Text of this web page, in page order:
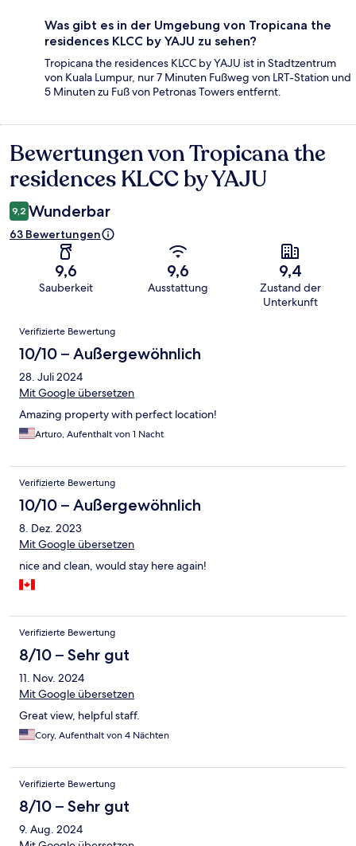
Was gibt es in der Umgebung von Tropicana the
residences KLCC by YAJU zu sehen?
Tropicana the residences KLCC by YAJU ist in Stadtzentrum
von Kuala Lumpur, nur 7 Minuten Fußweg von LRT-Station und
5 Minuten zu Fuß von Petronas Towers entfernt.
Bewertungen
Bewertungen von Tropicana the
residences KLCC by YAJU
9,2 Wunderbar
63 Bewertungen
9,6
Sauberkeit
9,6
Ausstattung
9,4
Zustand der
Unterkunft
Bewertungen
Verifizierte Bewertung
10/10 – Außergewöhnlich
28. Juli 2024
Mit Google übersetzen
Amazing property with perfect location!
Arturo, Aufenthalt von 1 Nacht
Verifizierte Bewertung
10/10 – Außergewöhnlich
8. Dez. 2023
Mit Google übersetzen
nice and clean, would stay here again!
Verifizierte Bewertung
8/10 – Sehr gut
11. Nov. 2024
Mit Google übersetzen
Great view, helpful staff.
Cory, Aufenthalt von 4 Nächten
Verifizierte Bewertung
8/10 – Sehr gut
9. Aug. 2024